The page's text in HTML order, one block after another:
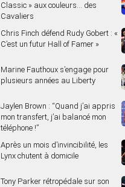
Classic » aux couleurs… des
Cavaliers
Chris Finch défend Rudy Gobert : «
C’est un futur Hall of Famer »
Marine Fauthoux s’engage pour
plusieurs années au Liberty
Jaylen Brown : “Quand j’ai appris
mon transfert, j’ai balancé mon
téléphone !”
Après un mois d’invincibilité, les
Lynx chutent à domicile
Tony Parker rétropédale sur son